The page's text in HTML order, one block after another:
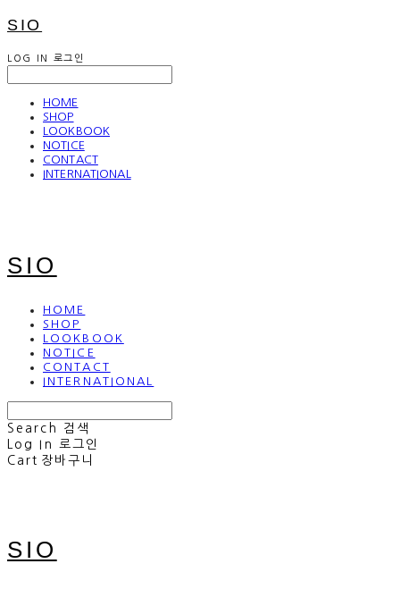
SIO
LOG IN 로그인
HOME
SHOP
LOOKBOOK
NOTICE
CONTACT
INTERNATIONAL
SIO
HOME
SHOP
LOOKBOOK
NOTICE
CONTACT
INTERNATIONAL
Search
검색
Log In
로그인
Cart 장바구니
SIO